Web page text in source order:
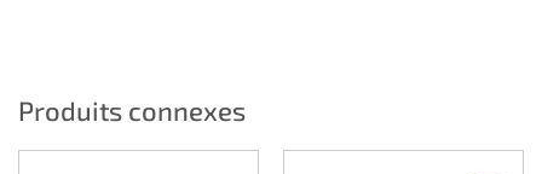
Produits connexes